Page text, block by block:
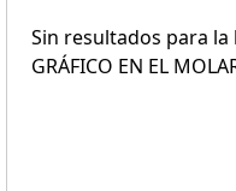
Sin resultados para la
GRÁFICO EN EL